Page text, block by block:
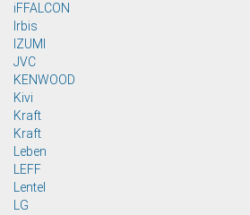
iFFALCON
Irbis
IZUMI
JVC
KENWOOD
Kivi
Kraft
Kraft
Leben
LEFF
Lentel
LG